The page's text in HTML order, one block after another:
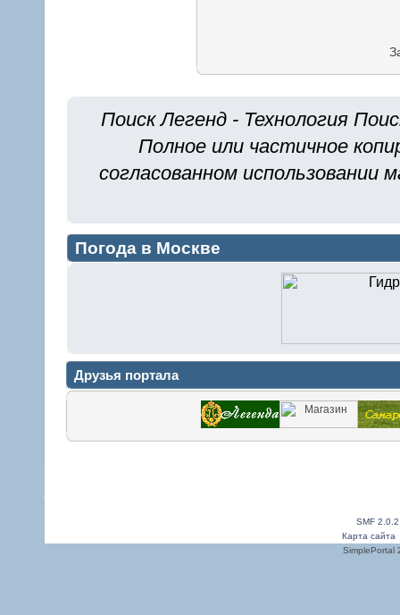
Поиск Легенд - Технология
Полное или частичное
согласованном использовании
Погода в Москве
Друзья портала
SMF
Карта сайта
SimplePortal